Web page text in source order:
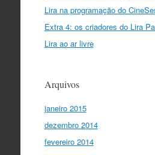
Lira na programação do
Extra 4: os criadores do Lira
Lira ao ar livre
Arquivos
janeiro 2015
dezembro 2014
fevereiro 2014